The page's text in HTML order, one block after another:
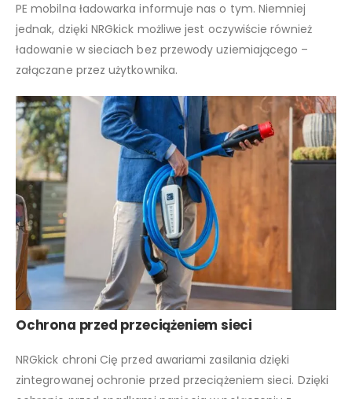
PE mobilna ładowarka informuje nas o tym. Niemniej
jednak, dzięki NRGkick możliwe jest oczywiście również
ładowanie w sieciach bez przewody uziemiającego –
załączane przez użytkownika.
Ochrona przed przeciążeniem sieci
NRGkick chroni Cię przed awariami zasilania dzięki
zintegrowanej ochronie przed przeciążeniem sieci. Dzięki